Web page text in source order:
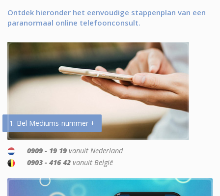
Ontdek hieronder het eenvoudige stappenplan van een
paranormaal online telefoonconsult.
1. Bel Mediums-nummer +
0909 - 19 19 vanuit Nederland
0903 - 416 42 vanuit België